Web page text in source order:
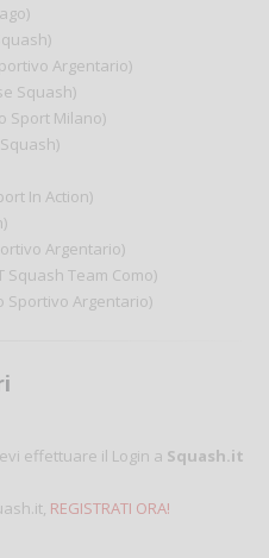
Argentario)
Squash)
Sport Milano)
In Action)
Argentario)
Squash Team Como)
Sportivo Argentario)
effettuare il Login a Squash.it
REGISTRATI ORA!